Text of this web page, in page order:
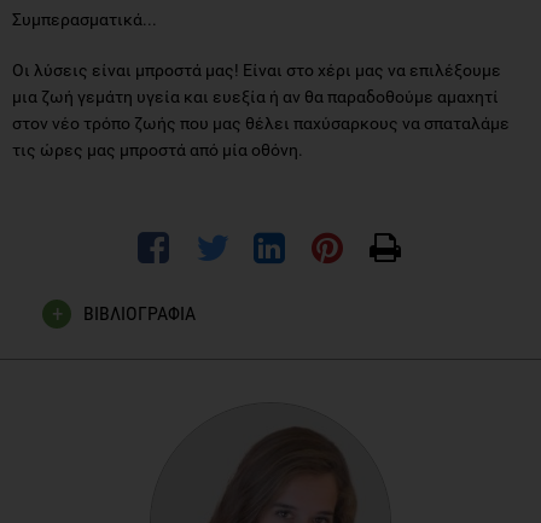
Συμπερασματικά...
Οι λύσεις είναι μπροστά μας! Είναι στο χέρι μας να επιλέξουμε
μια ζωή γεμάτη υγεία και ευεξία ή αν θα παραδοθούμε αμαχητί
στον νέο τρόπο ζωής που μας θέλει παχύσαρκους να σπαταλάμε
τις ώρες μας μπροστά από μία οθόνη.
ΒΙΒΛΙΟΓΡΑΦΙΑ